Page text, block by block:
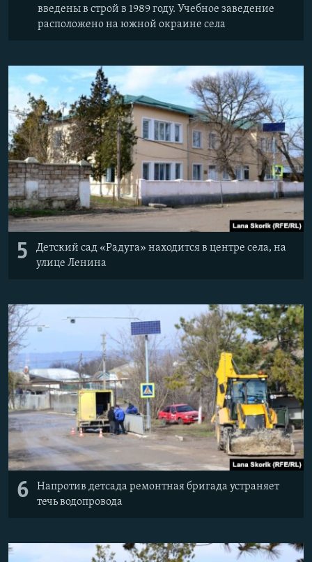
введены в строй в 1989 году. Учебное заведение
расположено на южной окраине села
5
Детский сад «Радуга» находится в центре села, на
улице Ленина
6
Напротив детсада ремонтная бригада устраняет
течь водопровода